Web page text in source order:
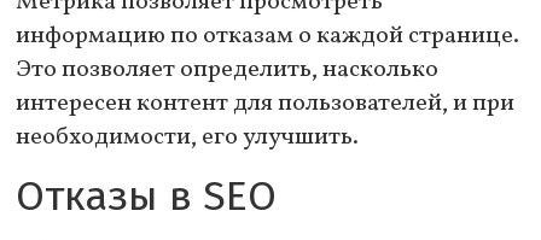
информацию по отказам о каждой странице.
Это позволяет определить, насколько
интересен контент для пользователей, и при
необходимости, его улучшить.
Отказы в SEO